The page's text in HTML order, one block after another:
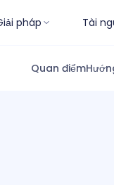
pháp Tài
Quan điểm